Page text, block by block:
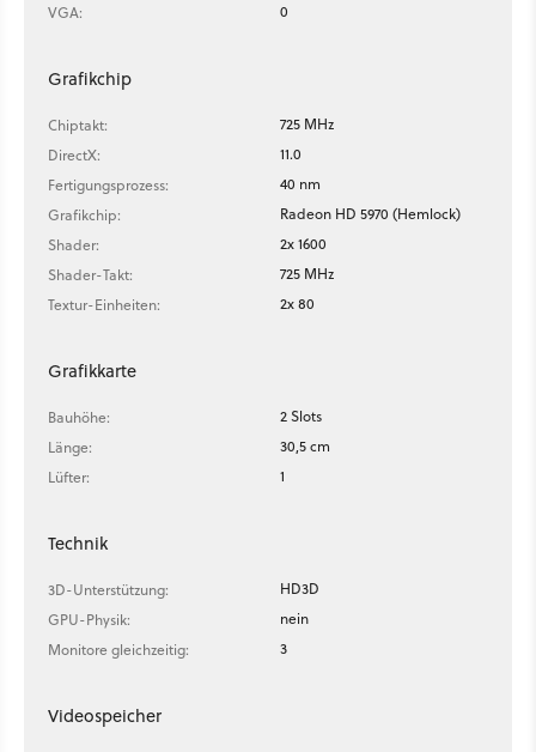
VGA:
0
Grafikchip
Chiptakt:
725 MHz
DirectX:
11.0
Fertigungsprozess:
40 nm
Grafikchip:
Radeon HD 5970 (Hemlock)
Shader:
2x 1600
Shader-Takt:
725 MHz
Textur-Einheiten:
2x 80
Grafikkarte
Bauhöhe:
2 Slots
Länge:
30,5 cm
Lüfter:
1
Technik
3D-Unterstützung:
HD3D
GPU-Physik:
nein
Monitore gleichzeitig:
3
Videospeicher